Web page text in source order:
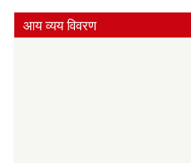
आय व्यय विवरण